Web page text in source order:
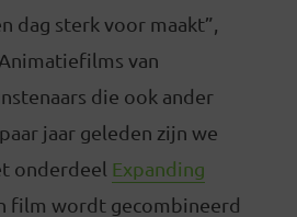
dag sterk voor maakt”,
van
die ook ander
jaar geleden zijn we
onderdeel Expanding
film wordt gecombineerd